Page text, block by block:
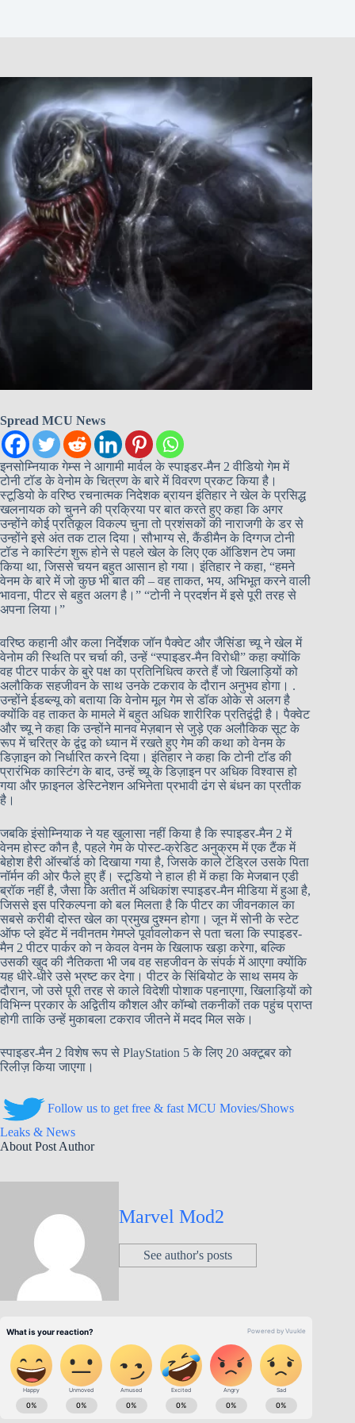
Spread MCU News
इनसोम्नियाक गेम्स ने आगामी मार्वल के स्पाइडर-मैन 2 वीडियो गेम में
टोनी टॉड के वेनोम के चित्रण के बारे में विवरण प्रकट किया है।
स्टूडियो के वरिष्ठ रचनात्मक निदेशक ब्रायन इंतिहार ने खेल के प्रसिद्ध
खलनायक को चुनने की प्रक्रिया पर बात करते हुए कहा कि अगर
उन्होंने कोई प्रतिकूल विकल्प चुना तो प्रशंसकों की नाराजगी के डर से
उन्होंने इसे अंत तक टाल दिया। सौभाग्य से, कैंडीमैन के दिग्गज टोनी
टॉड ने कास्टिंग शुरू होने से पहले खेल के लिए एक ऑडिशन टेप जमा
किया था, जिससे चयन बहुत आसान हो गया। इंतिहार ने कहा, “हमने
वेनम के बारे में जो कुछ भी बात की – वह ताकत, भय, अभिभूत करने वाली
भावना, पीटर से बहुत अलग है।” “टोनी ने प्रदर्शन में इसे पूरी तरह से
अपना लिया।”
वरिष्ठ कहानी और कला निर्देशक जॉन पैक्वेट और जैसिंडा च्यू ने खेल में
वेनोम की स्थिति पर चर्चा की, उन्हें “स्पाइडर-मैन विरोधी” कहा क्योंकि
वह पीटर पार्कर के बुरे पक्ष का प्रतिनिधित्व करते हैं जो खिलाड़ियों को
अलौकिक सहजीवन के साथ उनके टकराव के दौरान अनुभव होगा। .
उन्होंने ईडब्ल्यू को बताया कि वेनोम मूल गेम से डॉक ओके से अलग है
क्योंकि वह ताकत के मामले में बहुत अधिक शारीरिक प्रतिद्वंद्वी है। पैक्वेट
और च्यू ने कहा कि उन्होंने मानव मेज़बान से जुड़े एक अलौकिक सूट के
रूप में चरित्र के द्वंद्व को ध्यान में रखते हुए गेम की कथा को वेनम के
डिज़ाइन को निर्धारित करने दिया। इंतिहार ने कहा कि टोनी टॉड की
प्रारंभिक कास्टिंग के बाद, उन्हें च्यू के डिज़ाइन पर अधिक विश्वास हो
गया और फ़ाइनल डेस्टिनेशन अभिनेता प्रभावी ढंग से बंधन का प्रतीक
है।
जबकि इंसोम्नियाक ने यह खुलासा नहीं किया है कि स्पाइडर-मैन 2 में
वेनम होस्ट कौन है, पहले गेम के पोस्ट-क्रेडिट अनुक्रम में एक टैंक में
बेहोश हैरी ऑस्बॉर्ड को दिखाया गया है, जिसके काले टेंड्रिल उसके पिता
नॉर्मन की ओर फैले हुए हैं। स्टूडियो ने हाल ही में कहा कि मेजबान एडी
ब्रॉक नहीं है, जैसा कि अतीत में अधिकांश स्पाइडर-मैन मीडिया में हुआ है,
जिससे इस परिकल्पना को बल मिलता है कि पीटर का जीवनकाल का
सबसे करीबी दोस्त खेल का प्रमुख दुश्मन होगा। जून में सोनी के स्टेट
ऑफ प्ले इवेंट में नवीनतम गेमप्ले पूर्वावलोकन से पता चला कि स्पाइडर-
मैन 2 पीटर पार्कर को न केवल वेनम के खिलाफ खड़ा करेगा, बल्कि
उसकी खुद की नैतिकता भी जब वह सहजीवन के संपर्क में आएगा क्योंकि
यह धीरे-धीरे उसे भ्रष्ट कर देगा। पीटर के सिंबियोट के साथ समय के
दौरान, जो उसे पूरी तरह से काले विदेशी पोशाक पहनाएगा, खिलाड़ियों को
विभिन्न प्रकार के अद्वितीय कौशल और कॉम्बो तकनीकों तक पहुंच प्राप्त
होगी ताकि उन्हें मुकाबला टकराव जीतने में मदद मिल सके।
स्पाइडर-मैन 2 विशेष रूप से PlayStation 5 के लिए 20 अक्टूबर को
रिलीज़ किया जाएगा।
Follow us to get free & fast MCU Movies/Shows
Leaks & News
About Post Author
Marvel Mod2
See author's posts